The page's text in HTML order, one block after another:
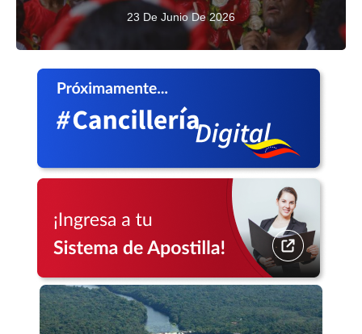
23 De Junio De 2026